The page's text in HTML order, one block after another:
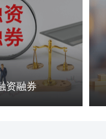
资融券
金托管
方财富投资
募股权投融资服务